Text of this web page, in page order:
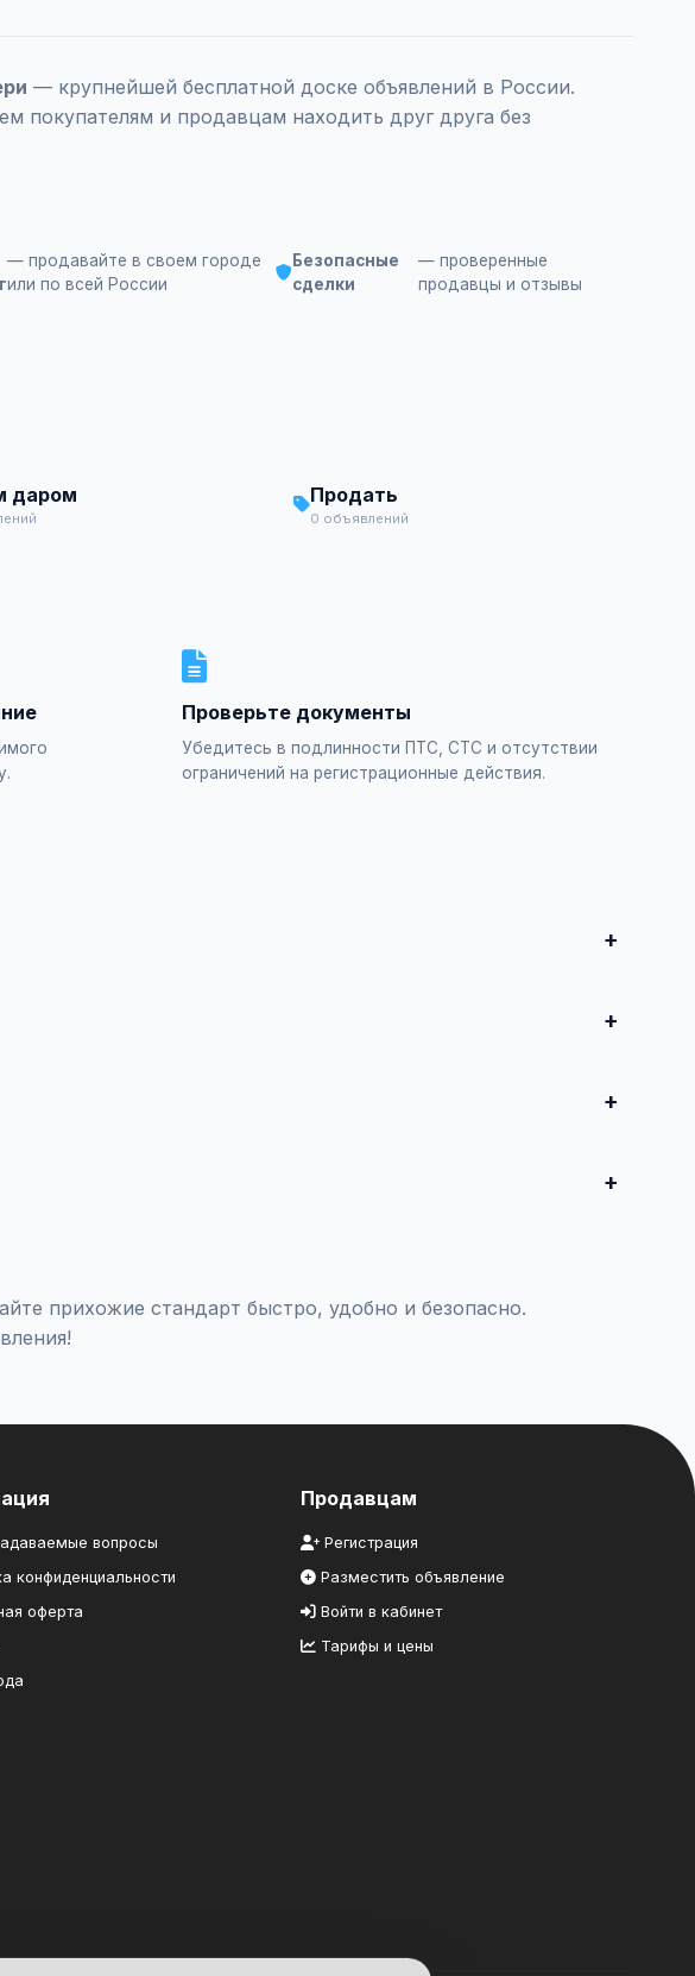
— крупнейшей бесплатной доске объявлений в России.
покупателям и продавцам находить друг друга без
— продавайте в своем городе
или по всей России
Безопасные
сделки
— проверенные
продавцы и отзывы
даром Продать
0 объявлений
Проверьте документы
Убедитесь в подлинности ПТС, СТС и отсутствии
ограничений на регистрационные действия.
прихожие стандарт быстро, удобно и безопасно.
вопросы
конфиденциальности
оферта
Продавцам
Регистрация
Разместить объявление
Войти в кабинет
Тарифы и цены